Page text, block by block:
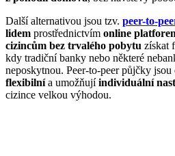
Další alternativou jsou tzv. peer-to-
lidem prostřednictvím online
cizincům bez trvalého pobytu získat
kdy tradiční banky nebo některé
neposkytnou. Peer-to-peer půjčky jsou
flexibilnía umožňujíindividuální
cizince velkou výhodou.